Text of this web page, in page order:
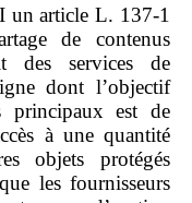
un article L. 137‑1
de contenus
des services de
dont l’objectif
principaux est de
à une quantité
objets protégés
les fournisseurs